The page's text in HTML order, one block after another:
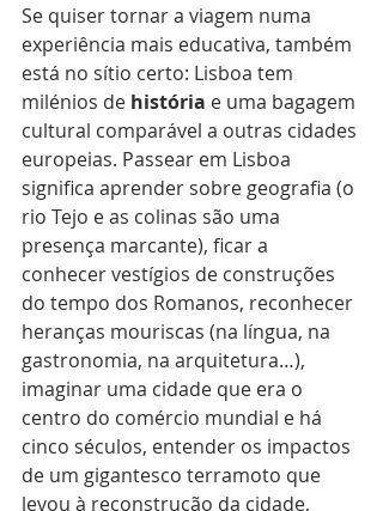
Se quiser tornar a viagem numa
experiência mais educativa, também
está no sítio certo: Lisboa tem
milénios de história e uma bagagem
cultural comparável a outras cidades
europeias. Passear em Lisboa
significa aprender sobre geografia (o
rio Tejo e as colinas são uma
presença marcante), ficar a
conhecer vestígios de construções
do tempo dos Romanos, reconhecer
heranças mouriscas (na língua, na
gastronomia, na arquitetura…),
imaginar uma cidade que era o
centro do comércio mundial e há
cinco séculos, entender os impactos
de um gigantesco terramoto que
levou à reconstrução da cidade,